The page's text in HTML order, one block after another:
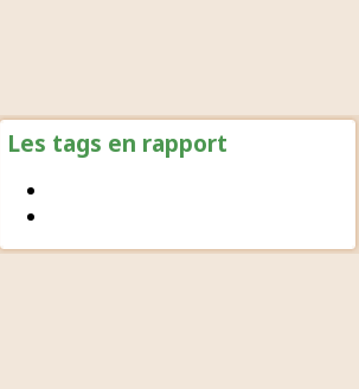
Les tags en rapport